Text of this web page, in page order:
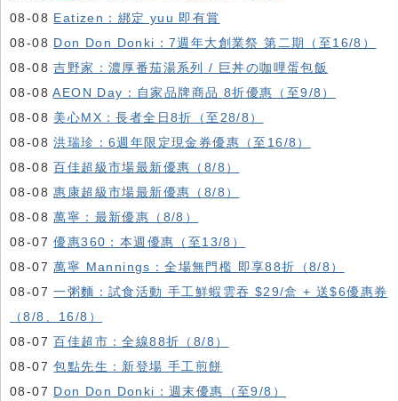
08-08 Eatizen：綁定 yuu 即有賞
08-08 Don Don Donki：7週年大創業祭 第二期（至16/8）
08-08吉野家：濃厚番茄湯系列 / 巨丼の咖哩蛋包飯
08-08AEON Day：自家品牌商品 8折優惠（至9/8）
08-08 美心MX：長者全日8折（至28/8）
08-08洪瑞珍：6週年限定現金券優惠（至16/8）
08-08百佳超級市場最新優惠（8/8）
08-08惠康超級市場最新優惠（8/8）
08-08萬寧：最新優惠（8/8）
08-07優惠360：本週優惠（至13/8）
08-07萬寧 Mannings：全場無門檻 即享88折（8/8）
08-07一粥麵：試食活動 手工鮮蝦雲吞 $29/盒 + 送$6優惠券
（8/8、16/8）
08-07百佳超市：全線88折（8/8）
08-07包點先生：新登場 手工煎餅
08-07 Don Don Donki：週末優惠（至9/8）